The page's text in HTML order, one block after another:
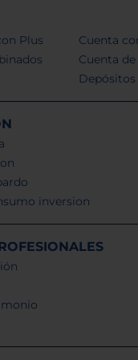
Plus
Cuenta
Cuenta
inversion